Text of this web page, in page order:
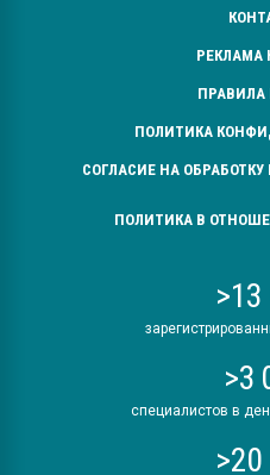
РЕКЛАМА
ПРАВИЛА
ПОЛИТИКА
СОГЛАСИЕ НА
ПОЛИТИКА В
>3
специалистов в